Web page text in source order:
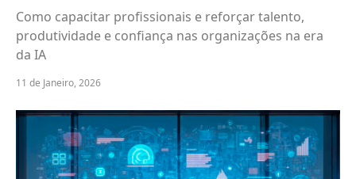
Como capacitar profissionais e reforçar talento,
produtividade e confiança nas organizações na era
da IA
11 de Janeiro, 2026